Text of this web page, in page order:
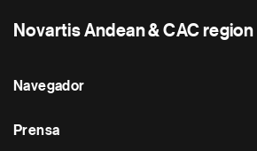
Novartis Andean & CAC region
Navegador
Prensa